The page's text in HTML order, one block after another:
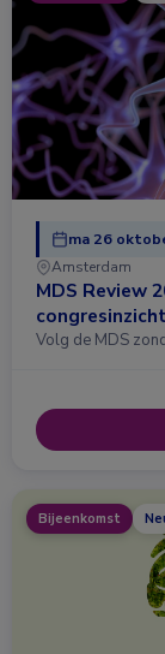
ma 26
Amsterdam
MDS Review
Volg de MDS
Bijeenkomst